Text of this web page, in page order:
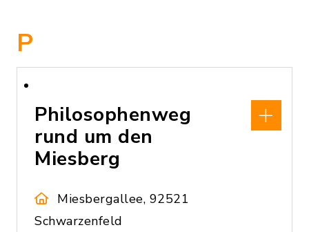
P
Philosophenweg
rund um den
Miesberg
Miesbergallee, 92521
Schwarzenfeld